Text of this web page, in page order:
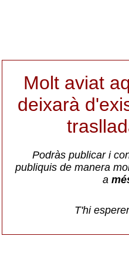
Molt aviat
deixarà
Podràs publicar i
publiquis de manera
a
T'hi